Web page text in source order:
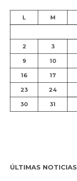
L M
2 3
9 10
16 17
23 24
30 31
ÚLTIMAS NOTICIAS